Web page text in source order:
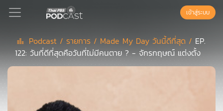
Podcast
เข้าสู่ระบบ
Podcast / รายการ / Made My Day วันนี้ดีที่สุด / EP.
122: วันที่ดีที่สุดคือวันที่ไม่มีคนตาย ? - จักรกฤษณ์ แต่งตั้ง